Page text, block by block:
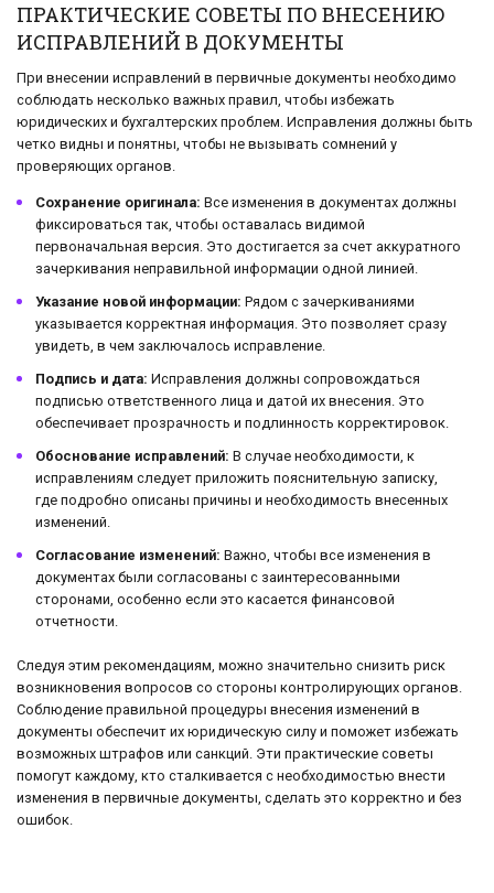
ПРАКТИЧЕСКИЕ СОВЕТЫ ПО ВНЕСЕНИЮ
ИСПРАВЛЕНИЙ В ДОКУМЕНТЫ
При внесении исправлений в первичные документы необходимо
соблюдать несколько важных правил, чтобы избежать
юридических и бухгалтерских проблем. Исправления должны быть
четко видны и понятны, чтобы не вызывать сомнений у
проверяющих органов.
Сохранение оригинала: Все изменения в документах должны
фиксироваться так, чтобы оставалась видимой
первоначальная версия. Это достигается за счет аккуратного
зачеркивания неправильной информации одной линией.
Указание новой информации: Рядом с зачеркиваниями
указывается корректная информация. Это позволяет сразу
увидеть, в чем заключалось исправление.
Подпись и дата: Исправления должны сопровождаться
подписью ответственного лица и датой их внесения. Это
обеспечивает прозрачность и подлинность корректировок.
Обоснование исправлений: В случае необходимости, к
исправлениям следует приложить пояснительную записку,
где подробно описаны причины и необходимость внесенных
изменений.
Согласование изменений: Важно, чтобы все изменения в
документах были согласованы с заинтересованными
сторонами, особенно если это касается финансовой
отчетности.
Следуя этим рекомендациям, можно значительно снизить риск
возникновения вопросов со стороны контролирующих органов.
Соблюдение правильной процедуры внесения изменений в
документы обеспечит их юридическую силу и поможет избежать
возможных штрафов или санкций. Эти практические советы
помогут каждому, кто сталкивается с необходимостью внести
изменения в первичные документы, сделать это корректно и без
ошибок.